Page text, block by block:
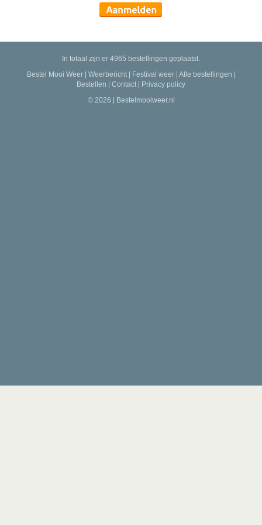
In totaal zijn er 4965 bestellingen geplaatst.
Bestel Mooi Weer| Weerbericht| Festival weer| Alle bestellingen
Bestellen
Contact
Privacy policy
© 2026 | Bestelmooiweer.nl